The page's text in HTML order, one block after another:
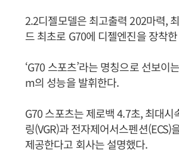
2.2디젤모델은 최고출력 202마력,
드 최초로 G70에 디젤엔진을 장착
‘G70 스포츠’라는 명칭으로 선보
m의 성능을 발휘한다.
G70 스포츠는 제로백 4.7초, 최대
링(VGR)과 전자제어서스펜션
제공한다고 회사는 설명했다.